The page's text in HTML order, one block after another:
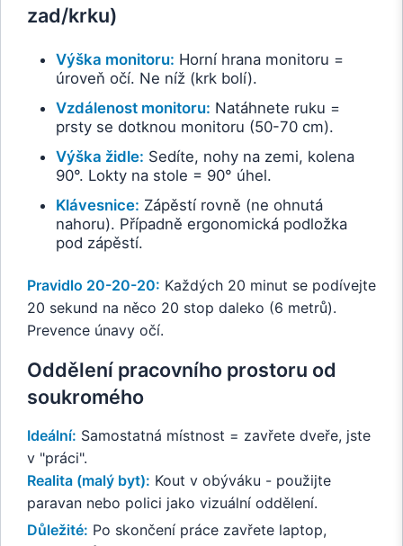
zad/krku)
Výška monitoru: Horní hrana monitoru =
úroveň očí. Ne níž (krk bolí).
Vzdálenost monitoru: Natáhnete ruku =
prsty se dotknou monitoru (50-70 cm).
Výška židle: Sedíte, nohy na zemi, kolena
90°. Lokty na stole = 90° úhel.
Klávesnice: Zápěstí rovně (ne ohnutá
nahoru). Případně ergonomická podložka
pod zápěstí.
Pravidlo 20-20-20: Každých 20 minut se podívejte
20 sekund na něco 20 stop daleko (6 metrů).
Prevence únavy očí.
Oddělení pracovního prostoru od
soukromého
Ideální: Samostatná místnost = zavřete dveře, jste
v "práci".
Realita (malý byt): Kout v obýváku - použijte
paravan nebo polici jako vizuální oddělení.
Důležité: Po skončení práce zavřete laptop,